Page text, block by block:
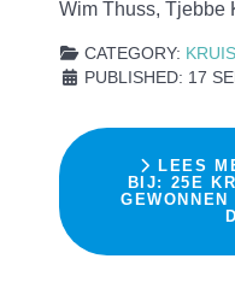
Wim Thuss, Tjebbe
CATEGORY:
PUBLISHED: 17
LEES
BIJ: 25E